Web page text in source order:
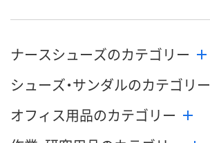
ナースシューズのカテゴリー
シューズ・サンダルのカテゴリー
オフィス用品のカテゴリー